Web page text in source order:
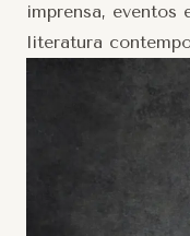
imprensa, eventos
literatura